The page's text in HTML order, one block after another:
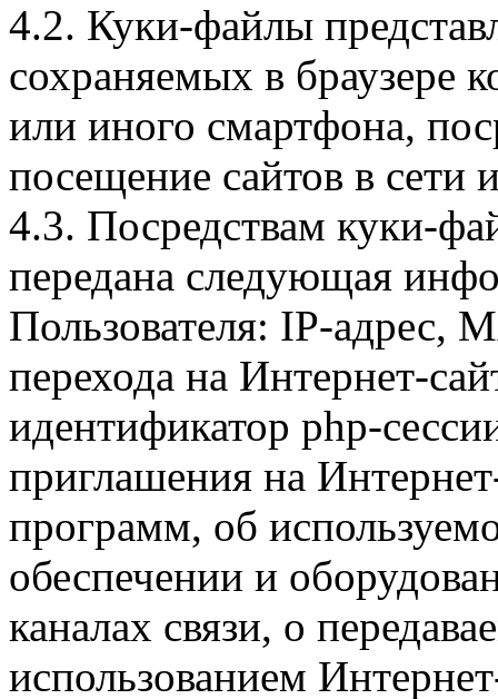
4.2. Куки-файлы
сохраняемых в браузере
или иного смартфона,
посещение сайтов в сети
4.3. Посредствам куки-
передана следующая
Пользователя: IP-адрес,
перехода на Интернет-
идентификатор php-
приглашения на
программ, об
обеспечении и
каналах связи, о
использованием